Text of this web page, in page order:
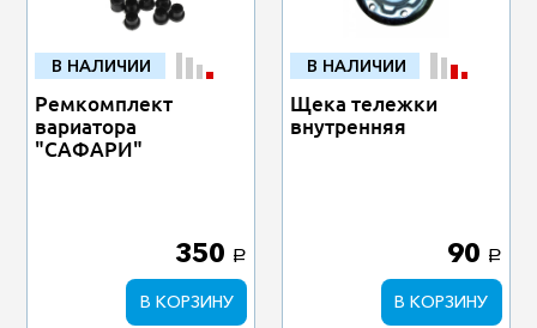
В НАЛИЧИИ
Ремкомплект
вариатора
"САФАРИ"
350 a
В КОРЗИНУ
В НАЛИЧИИ
Щека тележки
внутренняя
90 a
В КОРЗИНУ